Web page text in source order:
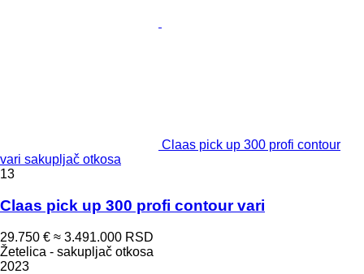
Claas pick up 300 profi contour
vari sakupljač otkosa
13
Claas pick up 300 profi contour vari
29.750 € ≈ 3.491.000 RSD
Žetelica - sakupljač otkosa
2023